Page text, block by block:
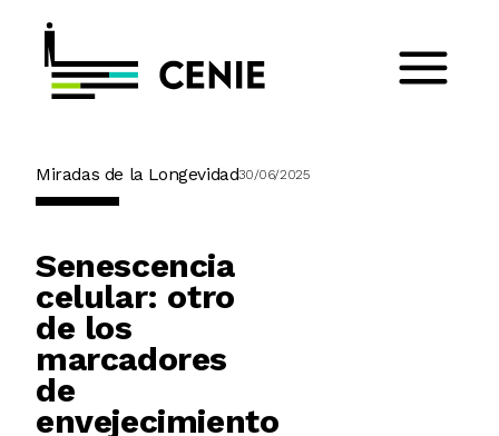
Miradas de la Longevidad30/06/2025
Senescencia
celular: otro
de los
marcadores
de
envejecimiento